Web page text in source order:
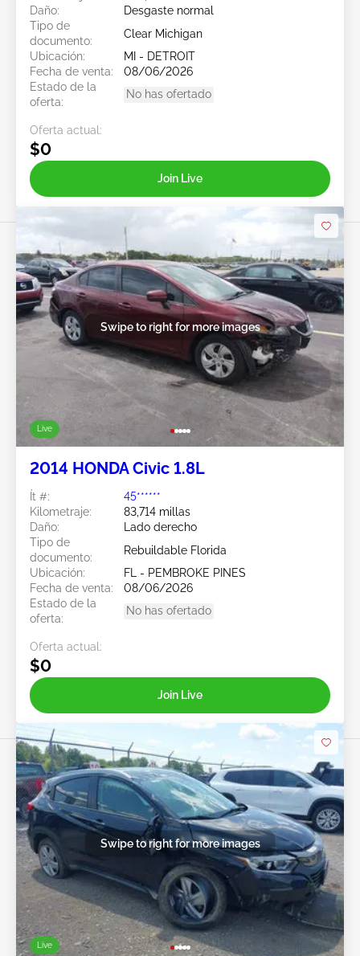
Daño:
Desgaste normal
Tipo de
documento:
Clear Michigan
Ubicación:
MI - DETROIT
Fecha de venta:
08/06/2026
Estado de la
oferta:
No has ofertado
Oferta actual:
$0
Join Live
Live
Swipe to right for more images
2014 HONDA Civic 1.8L
Ít #:
45******
Kilometraje:
83,714 millas
Daño:
Lado derecho
Tipo de
documento:
Rebuildable Florida
Ubicación:
FL - PEMBROKE PINES
Fecha de venta:
08/06/2026
Estado de la
oferta:
No has ofertado
Oferta actual:
$0
Join Live
Live
Swipe to right for more images